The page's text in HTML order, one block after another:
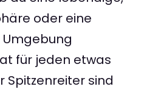
oder eine
für jeden etwas
Spitzenreiter sind